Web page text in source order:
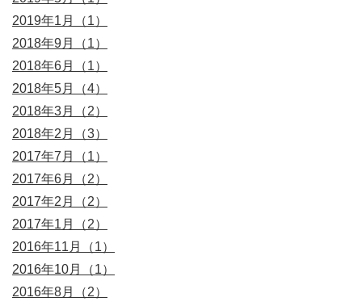
2019年1月（1）
2018年9月（1）
2018年6月（1）
2018年5月（4）
2018年3月（2）
2018年2月（3）
2017年7月（1）
2017年6月（2）
2017年2月（2）
2017年1月（2）
2016年11月（1）
2016年10月（1）
2016年8月（2）